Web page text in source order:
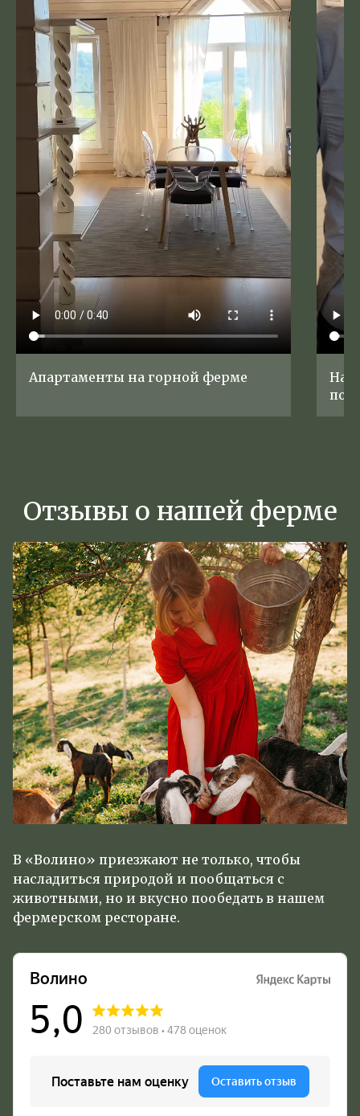
Апартаменты на горной ферме
На
по
Отзывы о нашей ферме
В «Волино» приезжают не только, чтобы
насладиться природой и пообщаться с
животными, но и вкусно пообедать в нашем
фермерском ресторане.